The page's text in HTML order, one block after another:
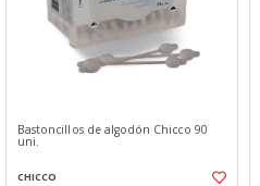
Bastoncillos de algodón Chicco 90
uni.
CHICCO